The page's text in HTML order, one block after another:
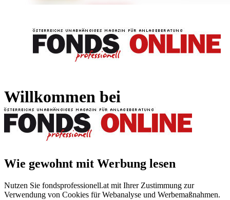
Willkommen bei
Wie gewohnt mit Werbung lesen
Nutzen Sie fondsprofessionell.at mit Ihrer Zustimmung zur
Verwendung von Cookies für Webanalyse und Werbemaßnahmen.